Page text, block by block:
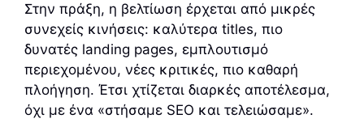
Στην πράξη, η βελτίωση έρχεται από μικρές
συνεχείς κινήσεις: καλύτερα titles, πιο
δυνατές landing pages, εμπλουτισμό
περιεχομένου, νέες κριτικές, πιο καθαρή
πλοήγηση. Έτσι χτίζεται διαρκές αποτέλεσμα,
όχι με ένα «στήσαμε SEO και τελειώσαμε».